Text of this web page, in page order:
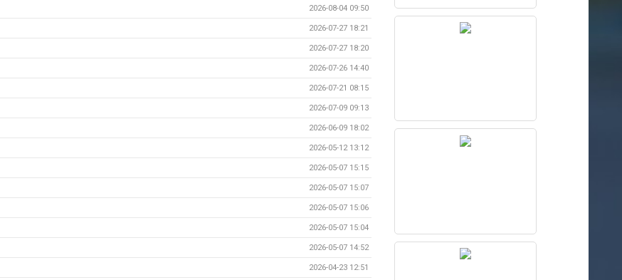
2026-08-04 09:50
2026-07-27 18:21
2026-07-27 18:20
2026-07-26 14:40
2026-07-21 08:15
2026-07-09 09:13
2026-06-09 18:02
2026-05-12 13:12
2026-05-07 15:15
2026-05-07 15:07
2026-05-07 15:06
2026-05-07 15:04
2026-05-07 14:52
2026-04-23 12:51